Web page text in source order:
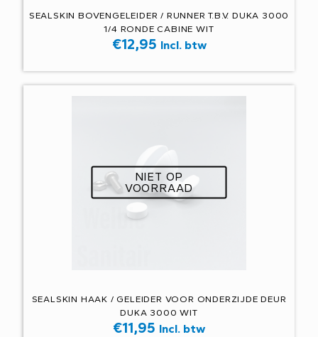
SEALSKIN BOVENGELEIDER / RUNNER T.B.V. DUKA 3000
1/4 RONDE CABINE WIT
€12,95 Incl. btw
NIET OP
VOORRAAD
SEALSKIN HAAK / GELEIDER VOOR ONDERZIJDE DEUR
DUKA 3000 WIT
€11,95 Incl. btw